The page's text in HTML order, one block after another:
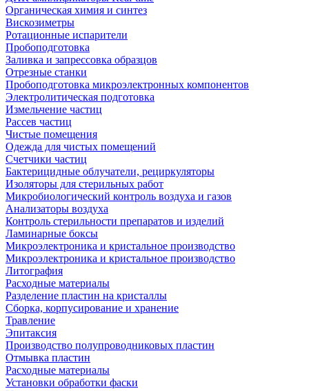
Органическая химия и синтез
Вискозиметры
Ротационные испарители
Пробоподготовка
Заливка и запрессовка образцов
Отрезные станки
Пробоподготовка микроэлектронных компонентов
Электролитическая подготовка
Измельчение частиц
Рассев частиц
Чистые помещения
Одежда для чистых помещений
Счетчики частиц
Бактерицидные облучатели, рециркуляторы
Изоляторы для стерильных работ
Микробиологический контроль воздуха и газов
Анализаторы воздуха
Контроль стерильности препаратов и изделий
Ламинарные боксы
Микроэлектроника и кристальное производство
Микроэлектроника и кристальное производство
Литография
Расходные материалы
Разделение пластин на кристаллы
Сборка, корпусирование и хранение
Травление
Эпитаксия
Производство полупроводниковых пластин
Отмывка пластин
Расходные материалы
Установки обработки фаски